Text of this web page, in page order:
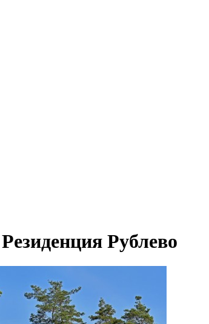
Рублево